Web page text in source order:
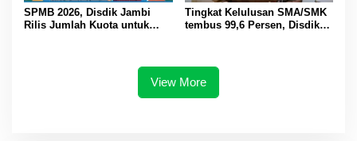
SPMB 2026, Disdik Jambi
Rilis Jumlah Kuota untuk
Tingkat Kelulusan SMA/SMK
tembus 99,6 Persen, Disdik
View More